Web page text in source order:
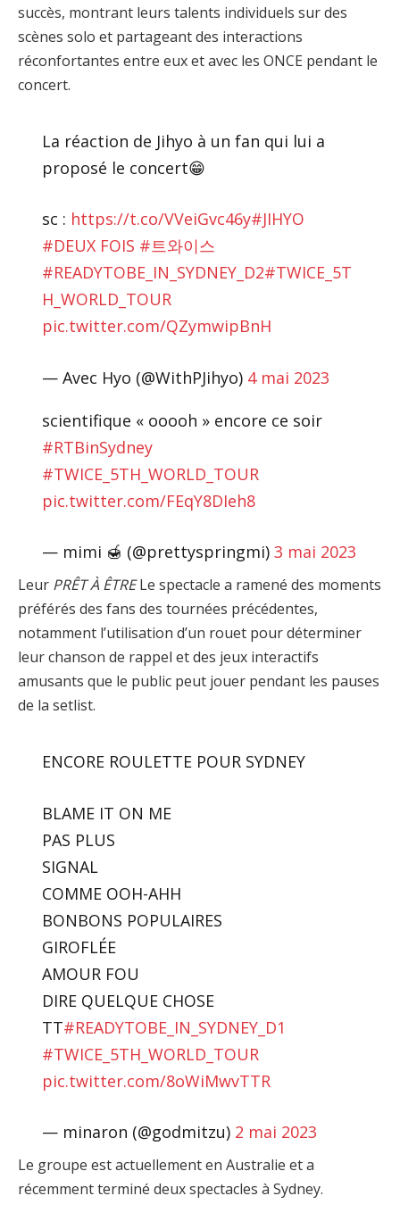
succès, montrant leurs talents individuels sur des
scènes solo et partageant des interactions
réconfortantes entre eux et avec les ONCE pendant le
concert.
La réaction de Jihyo à un fan qui lui a
proposé le concert😁
sc : https://t.co/VVeiGvc46y#JIHYO
#DEUX FOIS #트와이스
#READYTOBE_IN_SYDNEY_D2#TWICE_5T
H_WORLD_TOUR
pic.twitter.com/QZymwipBnH
— Avec Hyo (@WithPJihyo) 4 mai 2023
scientifique « ooooh » encore ce soir
#RTBinSydney
#TWICE_5TH_WORLD_TOUR
pic.twitter.com/FEqY8DIeh8
— mimi 🍯 (@prettyspringmi) 3 mai 2023
Leur PRÊT À ÊTRELe spectacle a ramené des moments
préférés des fans des tournées précédentes,
notamment l’utilisation d’un rouet pour déterminer
leur chanson de rappel et des jeux interactifs
amusants que le public peut jouer pendant les pauses
de la setlist.
ENCORE ROULETTE POUR SYDNEY
BLAME IT ON ME
PAS PLUS
SIGNAL
COMME OOH-AHH
BONBONS POPULAIRES
GIROFLÉE
AMOUR FOU
DIRE QUELQUE CHOSE
TT#READYTOBE_IN_SYDNEY_D1
#TWICE_5TH_WORLD_TOUR
pic.twitter.com/8oWiMwvTTR
— minaron (@godmitzu) 2 mai 2023
Le groupe est actuellement en Australie et a
récemment terminé deux spectacles à Sydney.